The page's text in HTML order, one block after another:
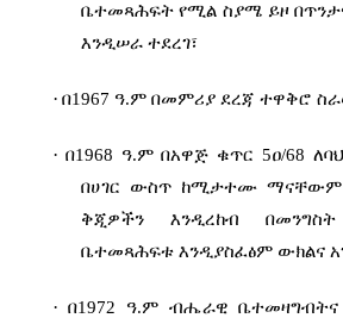
ቤተመጻሕፍት የሚል ስያሜ ይዞ
እንዲሠራ ተደረገ፣
· በ1967 ዓ.ም በመምሪያ ደረጃ ተዋቅሮ
· በ1968 ዓ.ም በአዋጅ ቁጥር 5ዐ/68
በሀገር ውስጥ ከሚታተሙ ማናቸውም
ቅጂዎችን እንዲረከብ
ቤተመጻሕፍቱ እንዲያስፈፅም ውክልና
· በ1972 ዓ.ም ብሔራዊ